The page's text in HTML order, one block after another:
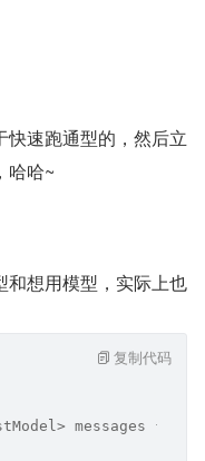
速跑通型的，然后立
哈哈~
和想用模型，实际上也
messages {
复制代码